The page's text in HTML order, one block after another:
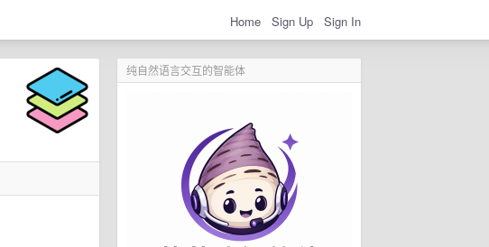
Home Sign Up Sign In
纯自然语言交互的智能体